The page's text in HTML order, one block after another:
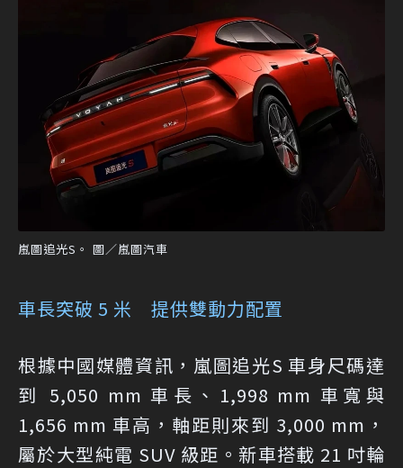
嵐圖追光S。 圖／嵐圖汽車
車長突破 5 米 提供雙動力配置
根據中國媒體資訊，嵐圖追光S 車身尺碼達
到 5,050 mm 車長、1,998 mm 車寬與
1,656 mm 車高，軸距則來到 3,000 mm，
屬於大型純電 SUV 級距。新車搭載 21 吋輪